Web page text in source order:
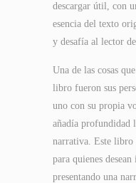
descargar útil, con
esencia del texto
y desafía al lector
Una de las cosas
libro fueron sus
uno con su propia
añadía profundidad
narrativa. Este libro
para quienes
presentando una